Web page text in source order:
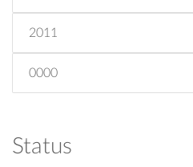
2011
0000
Status